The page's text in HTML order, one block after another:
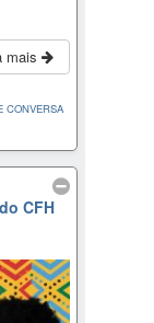
mais
CONVERSA
CFH